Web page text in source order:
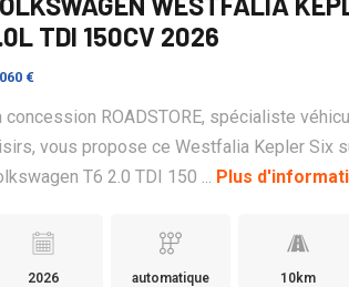
TDI 150CV 2026
€
concession ROADSTORE, spécialiste
vous propose ce Westfalia Kepler Six
T6 2.0 TDI 150 ... Plus
2026 automatique 10km